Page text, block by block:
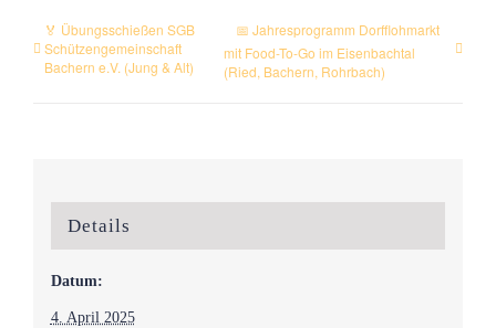
🏅 Übungsschießen SGB
Schützengemeinschaft
Bachern e.V. (Jung & Alt)
📅 Jahresprogramm Dorfflohmarkt
mit Food-To-Go im Eisenbachtal
(Ried, Bachern, Rohrbach)
Details
Datum:
4. April 2025